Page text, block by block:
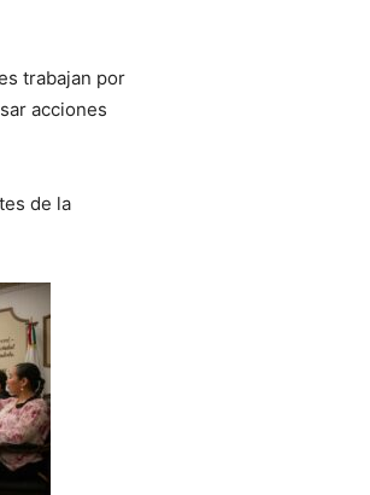
trabajan por
acciones
de la